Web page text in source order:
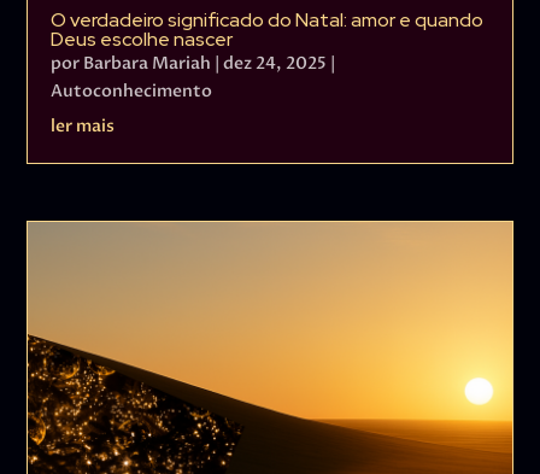
O verdadeiro significado do Natal: amor e quando
Deus escolhe nascer
por Barbara Mariah |dez 24, 2025
Autoconhecimento
ler mais